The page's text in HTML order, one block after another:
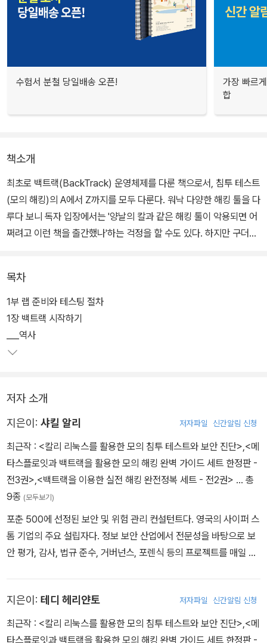
수험서 분철 당일배송 오픈!
가장 빠르
합
책소개
최초로 백트랙(BackTrack) 운영체제를 다룬 책으로서, 침투 테스트
(모의 해킹)의 A에서 Z까지를 모두 다룬다. 워낙 다양한 해킹 툴을 다
루다 보니 독자 입장에서는 '양날의 칼과 같은 해킹 툴이 악용되면 어
쩌려고 이런 책을 출간했나'하는 걱정을 할 수도 있다. 하지만 구더기
킹 툴뿐만 아니라 보고서 작성과 발표 등 전문 침투 테스터에게 반드
시 필요한 내용도 충실히 다룬다.
목차
1부 랩 준비와 테스팅 절차
1장 백트랙 시작하기
___역사
저자 소개
지은이: 샤킬 알리 저자파일 신간알림 신청
최근작 : <칼리 리눅스를 활용한 모의 침투 테스트와 보안 진단>,<메
타스플로잇과 백트랙을 활용한 모의 해킹 완벽 가이드 세트 한정판 -
전3권>,<백트랙을 이용한 실전 해킹 완전정복 세트 - 전2권> … 총
9종 (모두보기)
포춘 500에 선정된 보안 및 위험 관리 컨설턴트다. 영국의 사이퍼 스
톰 기업의 주요 설립자다. 정보 보안 산업에서 전문성을 바탕으로 보
안 평가, 감사, 법규 준수, 거버넌스, 포렌식 등의 프로젝트를 매일 평
해 다양한 비즈니스, 교육 단체, 정부기관에 지속적인 정보 보안 지원
을 펼치고 있다. 활동적이고 독립적인 연구자로서 다양한 글을 쓰고
있으며, 블로그(Ethical-Hacker.net)도 운영하고 있다. 멕시코에서
지은이: 테디 헤리얀토 저자파일 신간알림 신청
최근작 : <칼리 리눅스를 활용한 모의 침투 테스트와 보안 진단>,<메
타스플로잇과 백트랙을 활용한 모의 해킹 완벽 가이드 세트 한정판 -